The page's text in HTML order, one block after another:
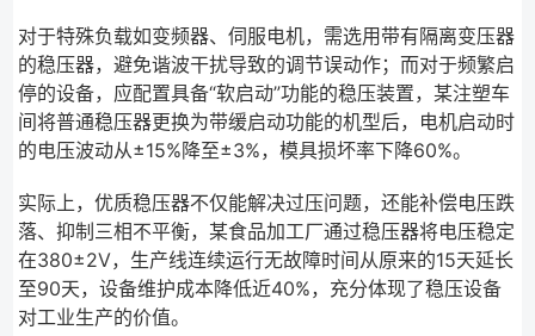
对于特殊负载如变频器、伺服电机，需选用带有隔离变压器
的稳压器，避免谐波干扰导致的调节误动作；而对于频繁启
停的设备，应配置具备“软启动”功能的稳压装置，某注塑车
间将普通稳压器更换为带缓启动功能的机型后，电机启动时
的电压波动从±15%降至±3%，模具损坏率下降60%。
实际上，优质稳压器不仅能解决过压问题，还能补偿电压跌
落、抑制三相不平衡，某食品加工厂通过稳压器将电压稳定
在380±2V，生产线连续运行无故障时间从原来的15天延长
至90天，设备维护成本降低近40%，充分体现了稳压设备
对工业生产的价值。